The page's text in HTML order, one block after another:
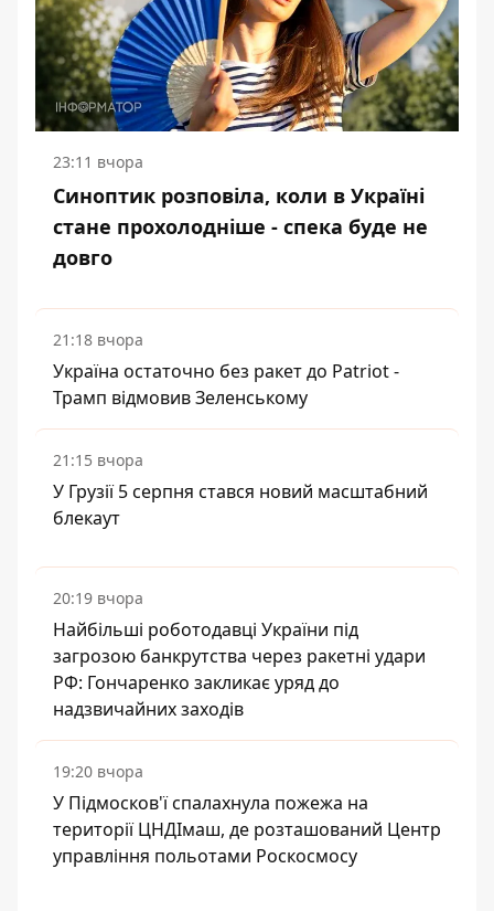
23:11 вчора
Синоптик розповіла, коли в Україні
стане прохолодніше - спека буде не
довго
21:18 вчора
Україна остаточно без ракет до Patriot -
Трамп відмовив Зеленському
21:15 вчора
У Грузії 5 серпня стався новий масштабний
блекаут
20:19 вчора
Найбільші роботодавці України під
загрозою банкрутства через ракетні удари
РФ: Гончаренко закликає уряд до
надзвичайних заходів
19:20 вчора
У Підмосков'ї спалахнула пожежа на
території ЦНДІмаш, де розташований Центр
управління польотами Роскосмосу